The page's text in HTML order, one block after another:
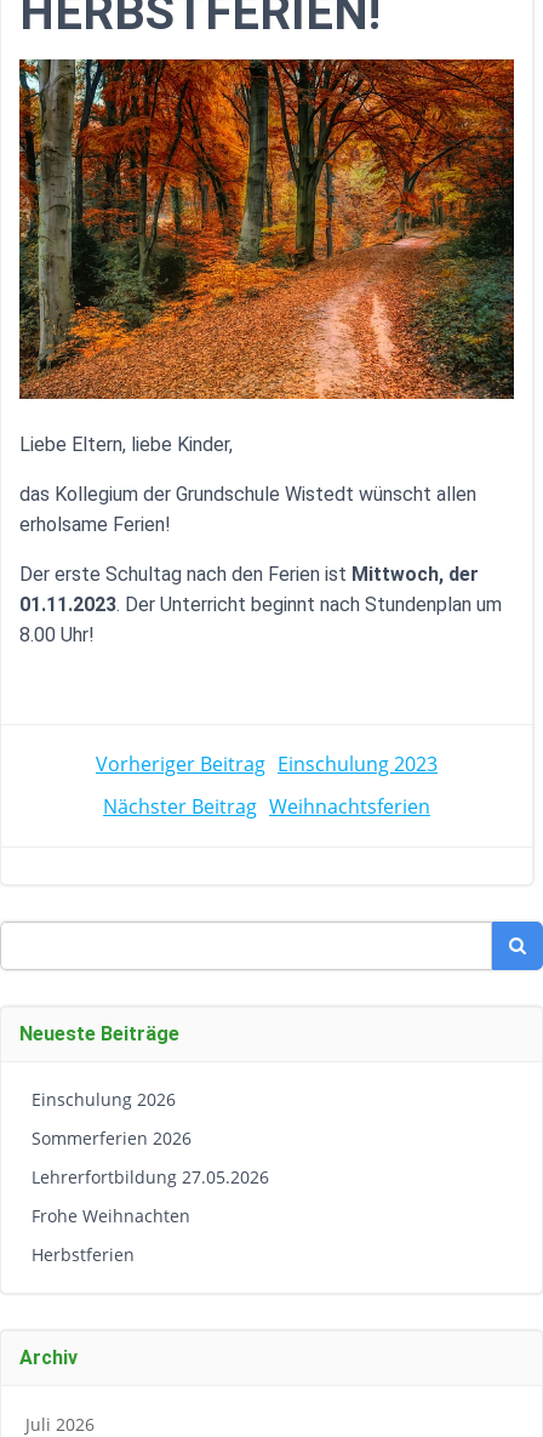
HERBSTFERIEN!
Liebe Eltern, liebe Kinder,
das Kollegium der Grundschule Wistedt wünscht allen
erholsame Ferien!
Der erste Schultag nach den Ferien ist Mittwoch, der
01.11.2023. Der Unterricht beginnt nach Stundenplan um
8.00 Uhr!
POST
NAVIGATION
Vorheriger Beitrag Einschulung 2023
POST
Nächster Beitrag Weihnachtsferien
for:
Neueste Beiträge
Einschulung 2026
Sommerferien 2026
Lehrerfortbildung 27.05.2026
Frohe Weihnachten
Herbstferien
Archiv
Juli 2026